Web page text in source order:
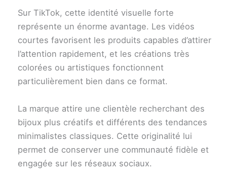
Sur TikTok, cette identité visuelle forte
représente un énorme avantage. Les vidéos
courtes favorisent les produits capables d’attirer
l’attention rapidement, et les créations très
colorées ou artistiques fonctionnent
particulièrement bien dans ce format.
La marque attire une clientèle recherchant des
bijoux plus créatifs et différents des tendances
minimalistes classiques. Cette originalité lui
permet de conserver une communauté fidèle et
engagée sur les réseaux sociaux.